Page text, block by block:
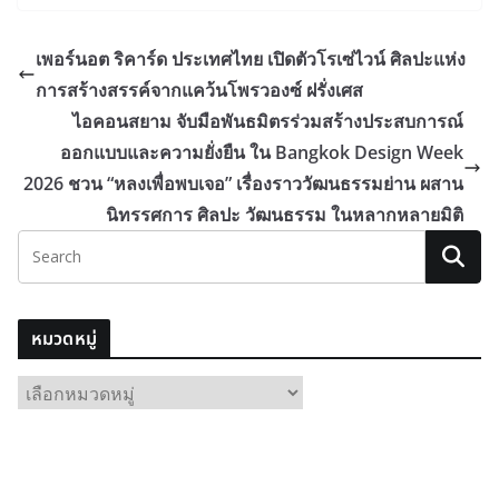
เพอร์นอต ริคาร์ด ประเทศไทย เปิดตัวโรเซ่ไวน์ ศิลปะแห่ง
การสร้างสรรค์จากแคว้นโพรวองซ์ ฝรั่งเศส
ไอคอนสยาม จับมือพันธมิตรร่วมสร้างประสบการณ์
ออกแบบและความยั่งยืน ใน Bangkok Design Week
2026 ชวน “หลงเพื่อพบเจอ” เรื่องราววัฒนธรรมย่าน ผสาน
นิทรรศการ ศิลปะ วัฒนธรรม ในหลากหลายมิติ
หมวดหมู่